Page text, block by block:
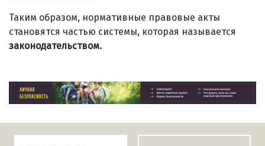
Таким образом, нормативные правовые акты
становятся частью системы, которая называется
законодательством.